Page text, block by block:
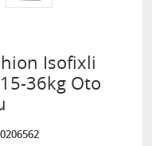
Isofixli
36kg Oto